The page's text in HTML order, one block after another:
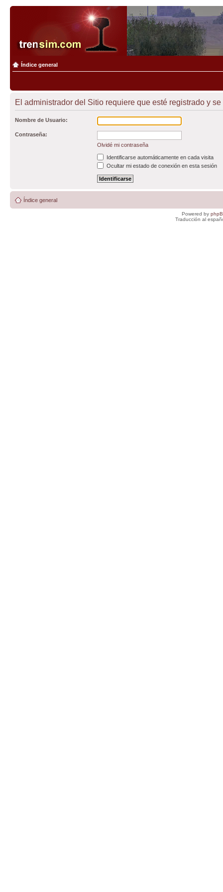
Índice general
El administrador del Sitio requiere que esté registrado y
Nombre de Usuario:
Contraseña:
Olvidé mi contraseña
Identificarse automáticamente en cada visita
Ocultar mi estado de conexión en esta sesión
Índice general
Powered by
Traducción al